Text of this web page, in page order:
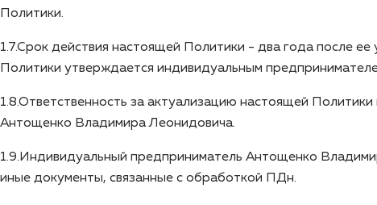
Политики.
1.7.Срок действия настоящей Политики - два года после
Политики утверждается индивидуальным
1.8.Ответственность за актуализацию настоящей
Антощенко Владимира Леонидовича.
1.9.Индивидуальный предприниматель Антощенко
иные документы, связанные с обработкой ПДн.